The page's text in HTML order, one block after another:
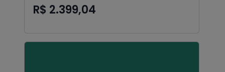
R$ 2.399,04